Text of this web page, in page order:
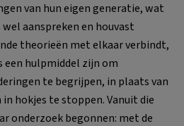
van hun eigen generatie, wat
aanspreken en houvast
theorieën met elkaar verbindt,
een hulpmiddel zijn om
te begrijpen, in plaats van
hokjes te stoppen. Vanuit die
onderzoek begonnen: met de